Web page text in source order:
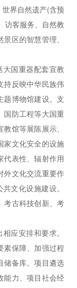
界自然遗产(含预
访客服务、自然教
区的智慧管理、
国重器配套宣教
持反映中华民族伟
题博物馆建设。支
国防工程等大国重
馆等展陈展示、
家文化安全的设施
代表性、辐射作用
外文化交流重要作
文化设施建设。
考古科技创新、考
应安排和要求。
素保障、加强过程
储备库。项目遴选
能力、项目社会经